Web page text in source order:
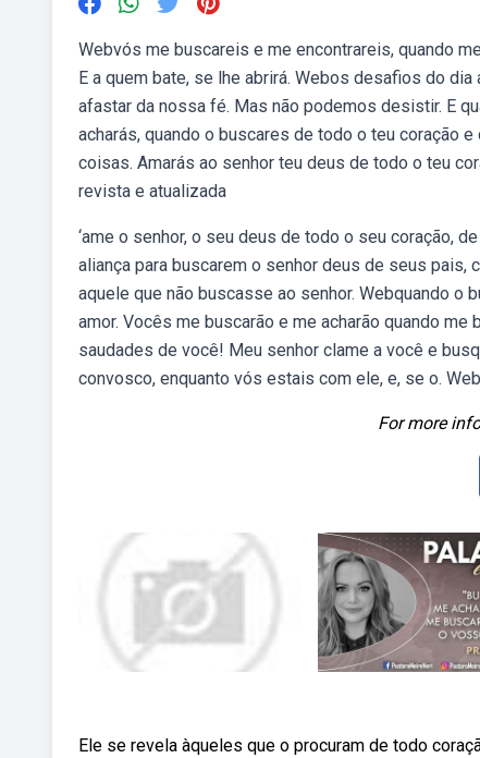
Webvós me buscareis e me encontrareis, quando
E a quem bate, se lhe abrirá. Webos desafios do
afastar da nossa fé. Mas não podemos desistir. E
acharás, quando o buscares de todo o teu coração
coisas. Amarás ao senhor teu deus de todo o teu
revista e atualizada
‘ame o senhor, o seu deus de todo o seu coração,
aliança para buscarem o senhor deus de seus pais,
aquele que não buscasse ao senhor. Webquando
amor. Vocês me buscarão e me acharão quando
saudades de você! Meu senhor clame a você e
convosco, enquanto vós estais com ele, e, se o.
For more
Ele se revela àqueles que o procuram de todo